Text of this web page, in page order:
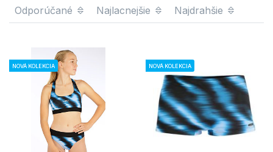
Odporúčané Najlacnejšie Najdrahšie
NOVÁ KOLEKCIA NOVÁ KOLEKCIA